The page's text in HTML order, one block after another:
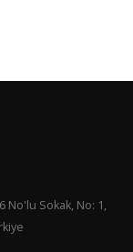
No'lu Sokak, No: 1,